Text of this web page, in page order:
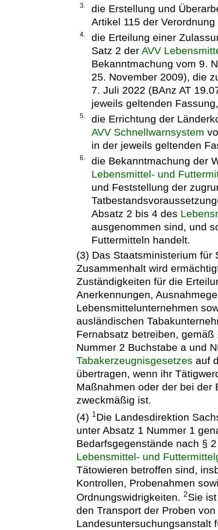
3.
die Erstellung und
Artikel 115 der
4.
die Erteilung einer
Satz 2 der AVV
Bekanntmachung vom 9.
25. November 2009), die
7. Juli 2022 (BAnz AT
jeweils geltenden Fassung,
5.
die Errichtung der
AVV Schnellwarnsystem
in der jeweils geltenden
6.
die Bekanntmachung der
Lebensmittel- und
und Feststellung der
Absatz 2 bis 4 des
ausgenommen sind, und
Futtermitteln handelt.
(3) Das Staatsministerium
Zusammenhalt wird
Zuständigkeiten für die
Anerkennungen,
Lebensmittelunternehmen
ausländischen
Fernabsatz betreiben,
Nummer 2 Buchstabe a und
Tabakerzeugnisgesetzes auf
übertragen, wenn ihr
Maßnahmen oder der bei der
zweckmäßig ist.
(4) 1Die Landesdirektion
unter Absatz 1 Nummer 1
Bedarfsgegenstände nach §
Lebensmittel- und
Tätowieren betroffen sind,
Kontrollen, Probenahmen
Ordnungswidrigkeiten.2Sie
den Transport der Proben
Landesuntersuchungsanstalt